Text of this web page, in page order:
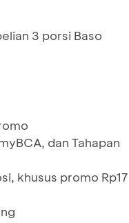
3 porsi Baso
dan Tahapan
khusus promo Rp17